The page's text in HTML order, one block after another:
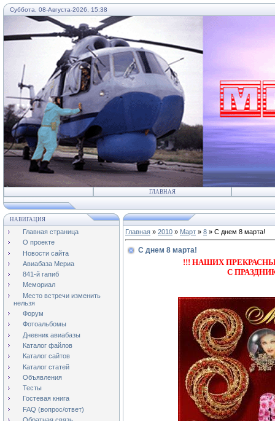
Суббота, 08-Августа-2026, 15:38
...
ГЛАВНАЯ
НАВИГАЦИЯ
Главная страница
О проекте
Новости сайта
Авиабаза Мериа
841-й гапиб
Мемориал
Место встречи изменить
нельзя
Форум
Фотоальбомы
Дневник авиабазы
Каталог файлов
Каталог сайтов
Каталог статей
Объявления
Тесты
Гостевая книга
FAQ (вопрос/ответ)
Главная » 2010 » Март » 8 » С днем 8 марта!
С днем 8 марта!
!!! НАШИХ
С